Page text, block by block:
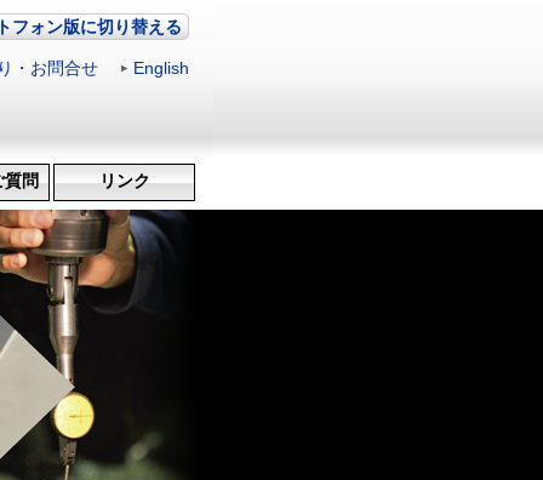
フォン版に切り替える
・お問合せ English
問 リンク